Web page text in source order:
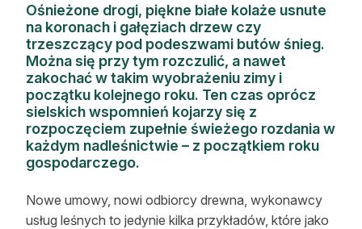
100 lat „Lasu Polskiego”
Prenumerata
Reklama
Zostań autorem
Archiwum
Kontakt
Ośnieżone drogi, piękne białe kolaże usnute
na koronach i gałęziach drzew czy
trzeszczący pod podeszwami butów śnieg.
Można się przy tym rozczulić, a nawet
zakochać w takim wyobrażeniu zimy i
początku kolejnego roku. Ten czas oprócz
sielskich wspomnień kojarzy się z
rozpoczęciem zupełnie świeżego rozdania w
każdym nadleśnictwie – z początkiem roku
gospodarczego.
Nowe umowy, nowi odbiorcy drewna, wykonawcy
usług leśnych to jedynie kilka przykładów, które jako